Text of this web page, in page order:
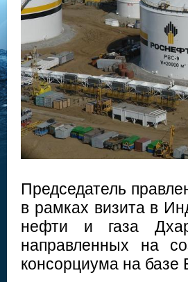
Председатель
в рамках визита в
нефти и газа
направленных на
консорциума на базе